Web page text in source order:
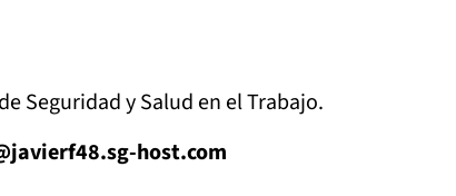
Seguridad y Salud en el Trabajo.
host.com